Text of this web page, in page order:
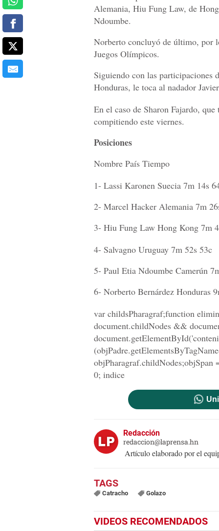
Alemania, Hiu Fung Law, de
Ndoumbe.
Norberto concluyó de último, por
Juegos Olímpicos.
Siguiendo con las participaciones
Honduras, le toca al nadador
En el caso de Sharon Fajardo,
compitiendo este viernes.
Posiciones
Nombre País Tiempo
1- Lassi Karonen Suecia 7m 14s
2- Marcel Hacker Alemania 7m
3- Hiu Fung Law Hong Kong 7m
4- Salvagno Uruguay 7m 52s 53c
5- Paul Etia Ndoumbe Camerún
6- Norberto Bernárdez Honduras
var childsPharagraf;function
document.childNodes &&
objPharagraf.childNodes;objSpan
0; indice
Redacción
redaccion@laprensa.hn
Artículo elaborado por el
Catracho Golazo
VIDEOS RECOMENDADOS